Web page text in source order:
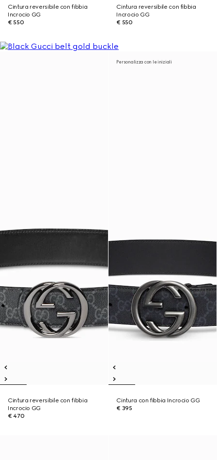
Cintura reversibile con fibbia
Incrocio GG
€ 550
Cintura reversibile con fibbia
Incrocio GG
€ 550
Cintura reversibile con fibbia
Incrocio GG
€ 470
Personalizza con le iniziali
Cintura con fibbia Incrocio GG
€ 395